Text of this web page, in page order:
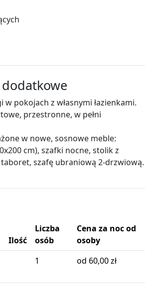
pokojach z własnymi łazienkami.
przestronne, w pełni
w nowe, sosnowe meble:
cm), szafki nocne, stolik z
taboret, szafę ubraniową 2-drzwiową.
Ilość
Liczba
osób
Cena za noc od
osoby
1 od 60,00 zł